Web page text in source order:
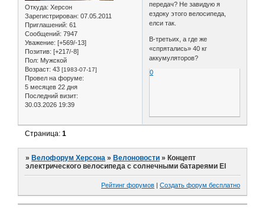
Откуда: Херсон
Зарегистрирован: 07.05.2011
Приглашений: 61
Сообщений: 7947
Уважение: [+569/-13]
Позитив: [+217/-8]
Пол: Мужской
Возраст: 43 [1983-07-17]
Провел на форуме:
5 месяцев 22 дня
Последний визит:
30.03.2026 19:39
передач? Не завидую я
ездоку этого велосипеда,
елси так.
В-третьих, а где же
«спрятались» 40 кг
аккумуляторов?
0
Страница:1
» Велофорум Херсона » Велоновости » Концепт
электрического велосипеда с солнечными батареями El
Рейтинг форумов | Создать форум бесплатно